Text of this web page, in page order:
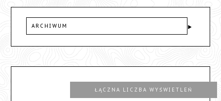
ARCHIWUM
ŁĄCZNA LICZBA WYŚWIETLEŃ